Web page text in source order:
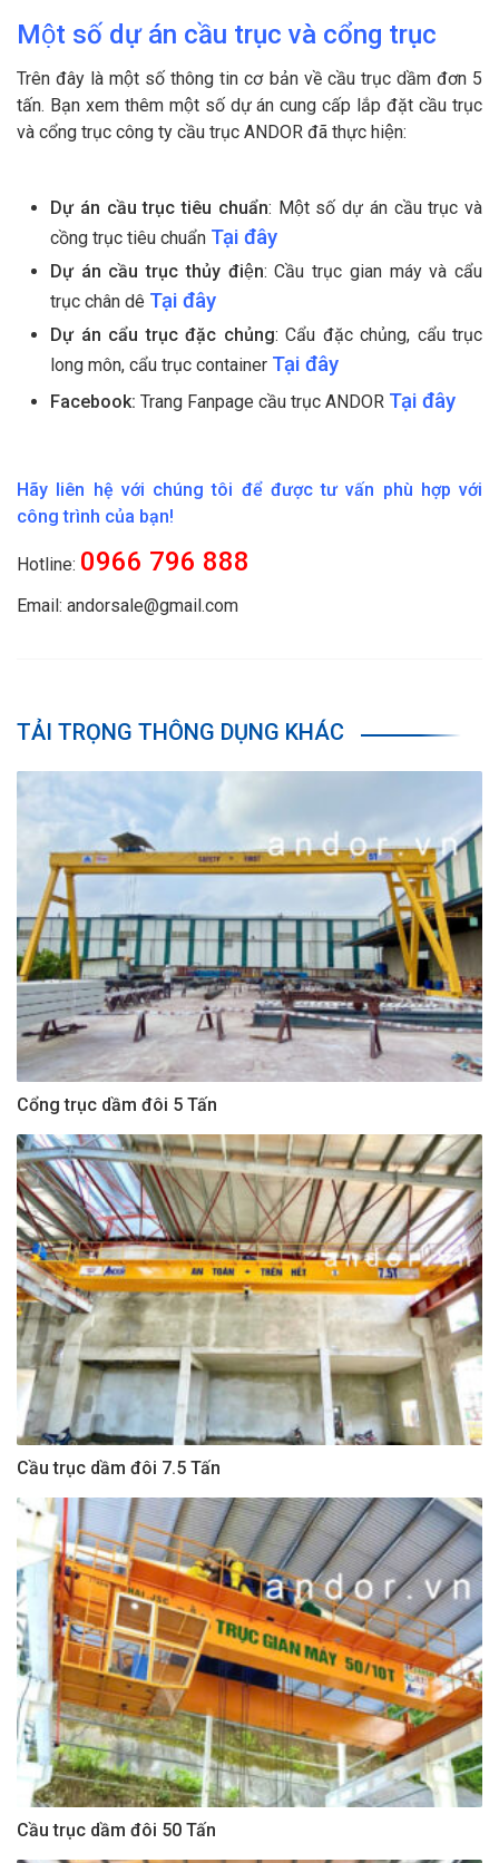
Một số dự án cầu trục và cổng trục
Trên đây là một số thông tin cơ bản về cầu trục dầm đơn 5
tấn. Bạn xem thêm một số dự án cung cấp lắp đặt cầu trục
và cổng trục công ty cầu trục ANDOR đã thực hiện:
Dự án cầu trục tiêu chuẩn: Một số dự án cầu trục và
cồng trục tiêu chuẩn Tại đây
Dự án cầu trục thủy điện: Cầu trục gian máy và cẩu
trục chân dê Tại đây
Dự án cẩu trục đặc chủng: Cẩu đặc chủng, cẩu trục
long môn, cẩu trục container Tại đây
Facebook: Trang Fanpage cầu trục ANDOR Tại đây
Hãy liên hệ với chúng tôi để được tư vấn phù hợp với
công trình của bạn!
Hotline: 0966 796 888
Email: andorsale@gmail.com
TẢI TRỌNG THÔNG DỤNG KHÁC
Cổng trục dầm đôi 5 Tấn
Cầu trục dầm đôi 7.5 Tấn
Cầu trục dầm đôi 50 Tấn